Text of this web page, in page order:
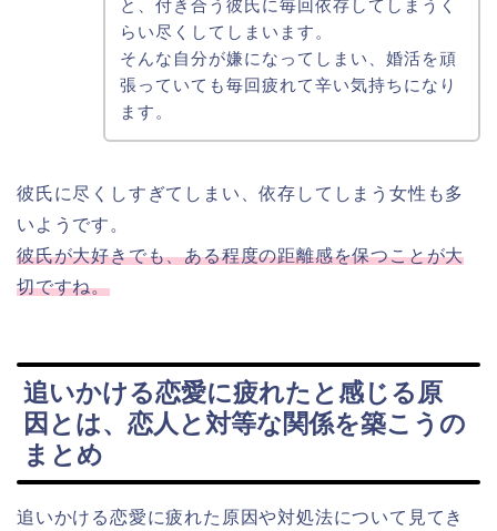
と、付き合う彼氏に毎回依存してしまうく
らい尽くしてしまいます。
そんな自分が嫌になってしまい、婚活を頑
張っていても毎回疲れて辛い気持ちになり
ます。
彼氏に尽くしすぎてしまい、依存してしまう女性も多
いようです。
彼氏が大好きでも、ある程度の距離感を保つことが大
切ですね。
追いかける恋愛に疲れたと感じる原
因とは、恋人と対等な関係を築こうの
まとめ
追いかける恋愛に疲れた原因や対処法について見てき